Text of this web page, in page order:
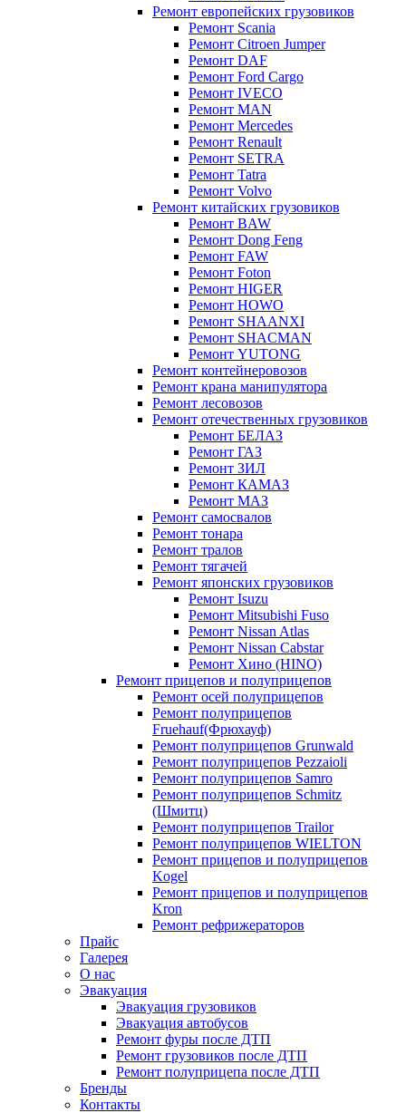
Ремонт европейских грузовиков
Ремонт Scania
Ремонт Citroen Jumper
Ремонт DAF
Ремонт Ford Cargo
Ремонт IVECO
Ремонт MAN
Ремонт Mercedes
Ремонт Renault
Ремонт SETRA
Ремонт Tatra
Ремонт Volvo
Ремонт китайских грузовиков
Ремонт BAW
Ремонт Dong Feng
Ремонт FAW
Ремонт Foton
Ремонт HIGER
Ремонт HOWO
Ремонт SHAANXI
Ремонт SHACMAN
Ремонт YUTONG
Ремонт контейнеровозов
Ремонт крана манипулятора
Ремонт лесовозов
Ремонт отечественных грузовиков
Ремонт БЕЛАЗ
Ремонт ГАЗ
Ремонт ЗИЛ
Ремонт КАМАЗ
Ремонт МАЗ
Ремонт самосвалов
Ремонт тонара
Ремонт тралов
Ремонт тягачей
Ремонт японских грузовиков
Ремонт Isuzu
Ремонт Mitsubishi Fuso
Ремонт Nissan Atlas
Ремонт Nissan Cabstar
Ремонт Хино (HINO)
Ремонт прицепов и полуприцепов
Ремонт осей полуприцепов
Ремонт полуприцепов
Fruehauf(Фрюхауф)
Ремонт полуприцепов Grunwald
Ремонт полуприцепов Pezzaioli
Ремонт полуприцепов Samro
Ремонт полуприцепов Schmitz
(Шмитц)
Ремонт полуприцепов Trailor
Ремонт полуприцепов WIELTON
Ремонт прицепов и полуприцепов
Kogel
Ремонт прицепов и полуприцепов
Kron
Ремонт рефрижераторов
Прайс
Галерея
О нас
Эвакуация
Эвакуация грузовиков
Эвакуация автобусов
Ремонт фуры после ДТП
Ремонт грузовиков после ДТП
Ремонт полуприцепа после ДТП
Бренды
Контакты